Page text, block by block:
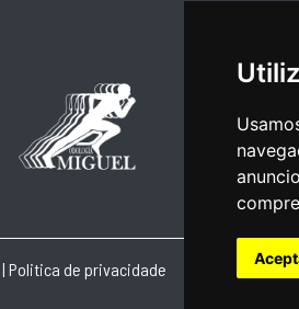
| Politica de privacidade